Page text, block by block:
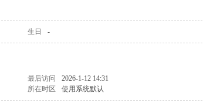
生日 -
最后访问 2026-1-12 14:31
所在时区 使用系统默认